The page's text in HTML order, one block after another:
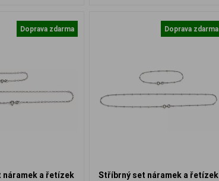
Doprava zdarma
a řetízek
Doprava zdarma
Stříbrný set náramek a řetízek